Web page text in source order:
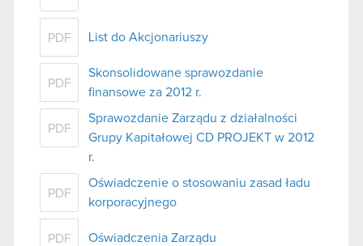
PDF List do Akcjonariuszy
PDF
Skonsolidowane sprawozdanie
finansowe za 2012 r.
PDF
Sprawozdanie Zarządu z działalności
Grupy Kapitałowej CD PROJEKT w 2012
r.
PDF
Oświadczenie o stosowaniu zasad ładu
korporacyjnego
PDF Oświadczenia Zarządu